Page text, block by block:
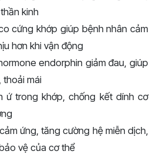
kinh
cứng khớp giúp bệnh nhân cảm
hơn khi vận động
endorphin giảm đau, giúp
thoải mái
ứ trong khớp, chống kết dính cơ
ứng, tăng cường hệ miễn dịch,
vệ của cơ thể